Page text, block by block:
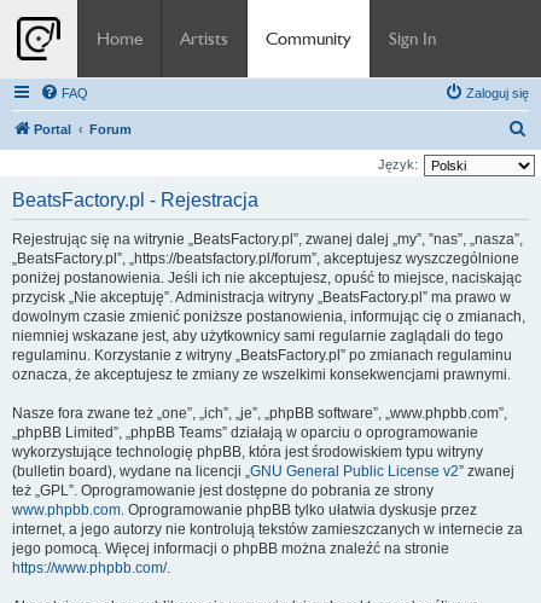
Home Artists Community Sign In
FAQ Zaloguj się
Portal Forum
z
Język:
BeatsFactory.pl - Rejestracja
Rejestrując się na witrynie „BeatsFactory.pl”, zwanej dalej „my”, ”nas”, „nasza”,
„BeatsFactory.pl”, „https://beatsfactory.pl/forum”, akceptujesz wyszczególnione
poniżej postanowienia. Jeśli ich nie akceptujesz, opuść to miejsce, naciskając
przycisk „Nie akceptuję”. Administracja witryny „BeatsFactory.pl” ma prawo w
dowolnym czasie zmienić poniższe postanowienia, informując cię o zmianach,
niemniej wskazane jest, aby użytkownicy sami regularnie zaglądali do tego
regulaminu. Korzystanie z witryny „BeatsFactory.pl” po zmianach regulaminu
oznacza, że akceptujesz te zmiany ze wszelkimi konsekwencjami prawnymi.
Nasze fora zwane też „one”, „ich”, „je”, „phpBB software”, „www.phpbb.com”,
„phpBB Limited”, „phpBB Teams” działają w oparciu o oprogramowanie
wykorzystujące technologię phpBB, która jest środowiskiem typu witryny
(bulletin board), wydane na licencji „GNU General Public License v2” zwanej
też „GPL”. Oprogramowanie jest dostępne do pobrania ze strony
www.phpbb.com. Oprogramowanie phpBB tylko ułatwia dyskusje przez
internet, a jego autorzy nie kontrolują tekstów zamieszczanych w internecie za
jego pomocą. Więcej informacji o phpBB można znaleźć na stronie
https://www.phpbb.com/.